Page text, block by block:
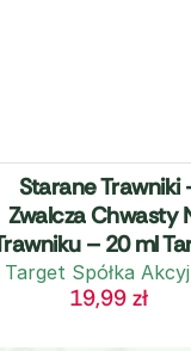
Starane Trawniki
Zwalcza Chwasty
– 20 ml
Target Spółka
19,99 zł